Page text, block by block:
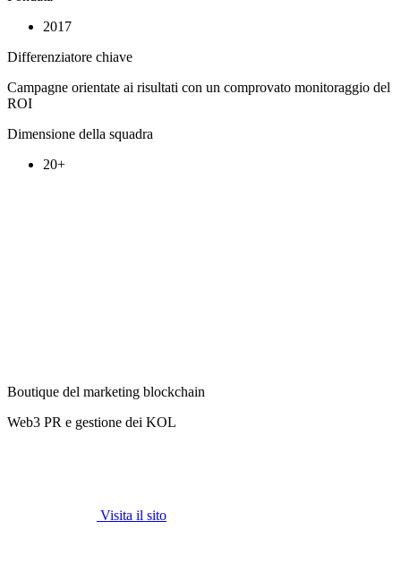
2017
Differenziatore chiave
Campagne orientate ai risultati con un comprovato monitoraggio del
ROI
Dimensione della squadra
20+
Boutique del marketing blockchain
Web3 PR e gestione dei KOL
Visita il sito